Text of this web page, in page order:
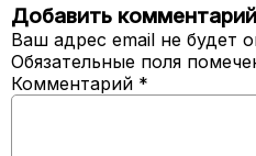
Добавить комментарий
Ваш адрес email не будет
Обязательные поля
Комментарий *